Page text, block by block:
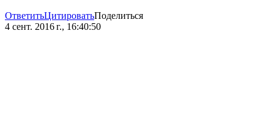
ОтветитьЦитироватьПоделиться
4 сент. 2016 г., 16:40:50